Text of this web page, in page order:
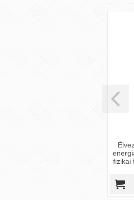
Koreai
Élvezd a koreai
energiáját, mely
fizikai teljesítményt,